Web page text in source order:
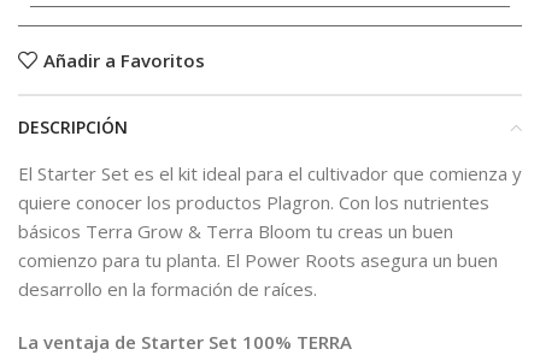
Añadir a Favoritos
DESCRIPCIÓN
El Starter Set es el kit ideal para el cultivador que comienza y
quiere conocer los productos Plagron. Con los nutrientes
básicos Terra Grow & Terra Bloom tu creas un buen
comienzo para tu planta. El Power Roots asegura un buen
desarrollo en la formación de raíces.
La ventaja de Starter Set 100% TERRA